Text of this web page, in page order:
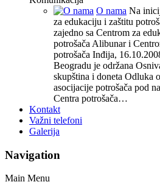
O nama Na
za edukaciju i zaštitu
zajedno sa Centrom za
potrošača Alibunar i
potrošača Inđija,
Beogradu je održana
skupština i doneta Odluka
asocijacije potrošača pod
Centra potrošača…
Kontakt
Važni telefoni
Galerija
Navigation
Main Menu